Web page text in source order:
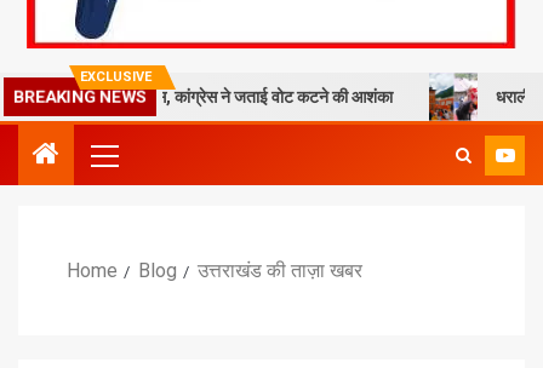
EXCLUSIVE
BREAKING NEWS
को नोटिस, कांग्रेस ने जताई वोट कटने की आशंका धराली आपदा की पहली
Home Blog उत्तराखंड की ताज़ा खबर